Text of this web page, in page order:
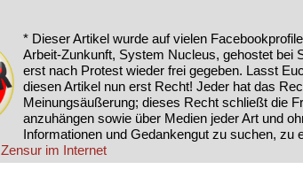
* Dieser Artikel wurde auf vielen
Arbeit-Zunkunft, System Nucleus, gehostet bei
erst nach Protest wieder frei gegeben. Lasst
diesen Artikel nun erst Recht! Jeder hat das
Meinungsäußerung; dieses Recht schließt die
anzuhängen sowie über Medien jeder Art und
Informationen und Gedankengut zu suchen, zu
im Internet